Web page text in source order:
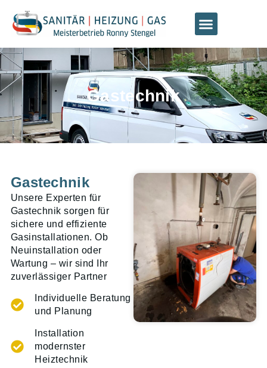
Gastechnik
Gastechnik
Unsere Experten für
Gastechnik sorgen für
sichere und effiziente
Gasinstallationen. Ob
Neuinstallation oder
Wartung – wir sind Ihr
zuverlässiger Partner
Individuelle Beratung
und Planung
Installation
modernster
Heiztechnik